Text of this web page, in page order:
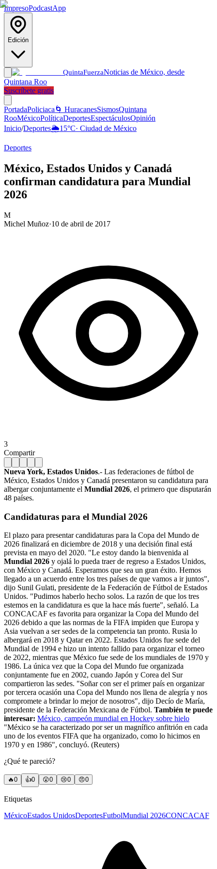
ImpresoPodcastApp
Edición
QuintaFuerzaNoticias de México, desde
Quintana Roo
Suscríbete gratis
PortadaPoliciaca 🌀 HuracanesSismosQuintana
RooMéxicoPolíticaDeportesEspectáculosOpinión
Inicio/Deportes🌦️15°C· Ciudad de México
Deportes
México, Estados Unidos y Canadá
confirman candidatura para Mundial
2026
M
Michel Muñoz·10 de abril de 2017
3
Compartir
Nueva York, Estados Unidos.- Las federaciones de fútbol de
México, Estados Unidos y Canadá presentaron su candidatura para
albergar conjuntamente el Mundial 2026, el primero que disputarán
48 países.
Candidaturas para el Mundial 2026
El plazo para presentar candidaturas para la Copa del Mundo de
2026 finalizará en diciembre de 2018 y una decisión final está
prevista en mayo del 2020. "Le estoy dando la bienvenida al
Mundial 2026 y ojalá lo pueda traer de regreso a Estados Unidos,
con México y Canadá. Esperamos que sea un gran éxito. Hemos
llegado a un acuerdo entre los tres países de que vamos a ir juntos",
dijo Sunil Gulati, presidente de la Federación de Fútbol de Estados
Unidos. "Pudimos haberlo hecho solos. La razón de que los tres
estemos en la candidatura es que la hace más fuerte", señaló. La
CONCACAF es favorita para organizar la Copa del Mundo del
2026 debido a que las normas de la FIFA impiden que Europa y
Asia vuelvan a ser sedes de la competencia tan pronto. Rusia lo
albergará en 2018 y Qatar en 2022. Estados Unidos fue sede del
Mundial de 1994 e hizo un intento fallido para organizar el torneo
de 2022, mientras que México fue sede de los mundiales de 1970 y
1986. La única vez que la Copa del Mundo fue organizada
conjuntamente fue en 2002, cuando Japón y Corea del Sur
compartieron las sedes. "Soñar con ser el primer país en organizar
por tercera ocasión una Copa del Mundo nos llena de alegría y nos
compromete a brindar lo mejor de nosotros", dijo Decío de María,
presidente de la Federación Mexicana de Fútbol. También te puede
interesar: México, campeón mundial en Hockey sobre hielo
"México se ha caracterizado por ser un magnífico anfitrión en cada
uno de los eventos FIFA que ha organizado, como lo hicimos en
1970 y en 1986", concluyó. (Reuters)
¿Qué te pareció?
🔥0 👍0 😲0 😢0 😠0
Etiquetas
MéxicoEstados UnidosDeportesFutbolMundial 2026CONCACAF